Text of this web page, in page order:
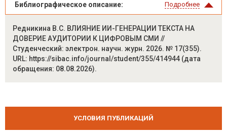
Библиографическое описание: Подробнее
Редникина В.С. ВЛИЯНИЕ ИИ-ГЕНЕРАЦИИ ТЕКСТА НА
ДОВЕРИЕ АУДИТОРИИ К ЦИФРОВЫМ СМИ //
Студенческий: электрон. научн. журн. 2026. № 17(355).
URL: https://sibac.info/journal/student/355/414944 (дата
обращения: 08.08.2026).
УСЛОВИЯ ПУБЛИКАЦИЙ